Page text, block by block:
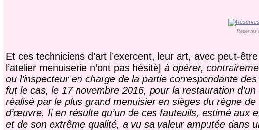
Réserves
Et ces techniciens d’art l’exercent, leur art, avec peut-
l’atelier menuiserie n’ont pas hésité] à opérer,
ou l’inspecteur en charge de la partie correspondante
fut le cas, le 17 novembre 2016, pour la restauration
réalisé par le plus grand menuisier en sièges du règne
d’œuvre. Il en résulte qu’un de ces fauteuils, estimé aux
et de son extrême qualité, a vu sa valeur amputée dans